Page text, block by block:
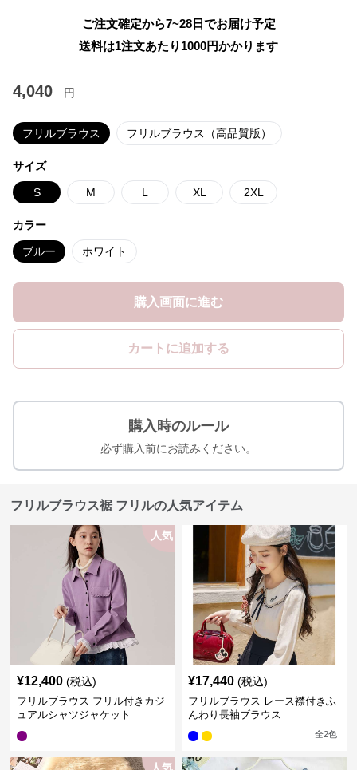
ご注文確定から7~28日でお届け予定
送料は1注文あたり 1000円かかります
4,040 円
フリルブラウス フリルブラウス（高品質版）
サイズ
S M L XL 2XL
カラー
ブルー ホワイト
購入画面に進む
カートに追加する
購入時のルール
必ず購入前にお読みください。
フリルブラウス裾 フリルの人気アイテム
人気
¥12,400 (税込)
フリルブラウス フリル付きカジ
ュアルシャツジャケット
¥17,440 (税込)
フリルブラウス レース襟付きふ
んわり長袖ブラウス
全2色